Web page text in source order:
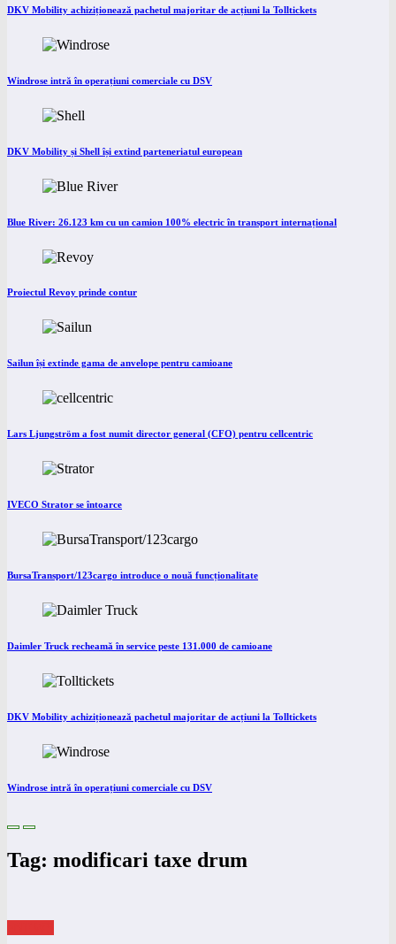
DKV Mobility achiziționează pachetul majoritar de acțiuni la Tolltickets
Windrose intră în operațiuni comerciale cu DSV
DKV Mobility și Shell își extind parteneriatul european
Blue River: 26.123 km cu un camion 100% electric în transport internațional
Proiectul Revoy prinde contur
Sailun își extinde gama de anvelope pentru camioane
Lars Ljungström a fost numit director general (CFO) pentru cellcentric
IVECO Strator se întoarce
BursaTransport/123cargo introduce o nouă funcționalitate
Daimler Truck recheamă în service peste 131.000 de camioane
DKV Mobility achiziționează pachetul majoritar de acțiuni la Tolltickets
Windrose intră în operațiuni comerciale cu DSV
Tag: modificari taxe drum